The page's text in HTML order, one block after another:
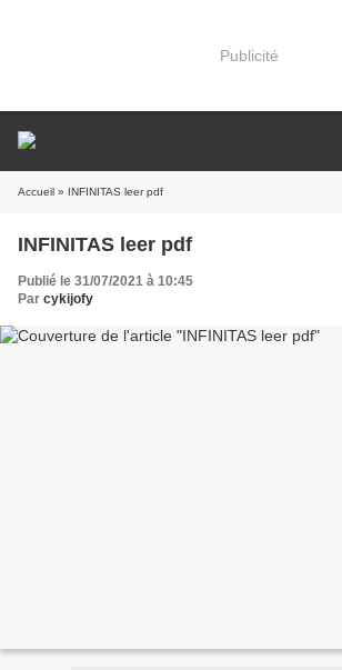
Publicité
Accueil » INFINITAS leer pdf
INFINITAS leer pdf
Publié le 31/07/2021 à 10:45
Par cykijofy